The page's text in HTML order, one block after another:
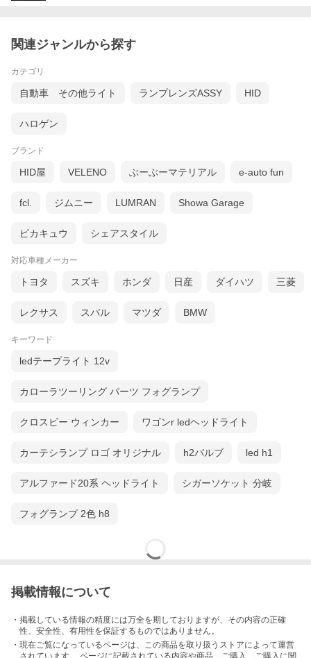
関連ジャンルから探す
カテゴリ
自動車 その他ライト ランプレンズASSY HID
ハロゲン
ブランド
HID屋 VELENO ぶーぶーマテリアル e-auto fun
fcl. ジムニー LUMRAN Showa Garage
ピカキュウ シェアスタイル
対応車種メーカー
トヨタ スズキ ホンダ 日産 ダイハツ 三菱
レクサス スバル マツダ BMW
キーワード
ledテープライト 12v
カローラツーリング パーツ フォグランプ
クロスビー ウィンカー ワゴンr ledヘッドライト
カーテシランプ ロゴ オリジナル h2バルブ led h1
アルファード20系 ヘッドライト シガーソケット 分岐
フォグランプ 2色 h8
掲載情報について
・掲載している情報の精度には万全を期しておりますが、その内容の正確
性、安全性、有用性を保証するものではありません。
・現在ご覧になっているページは、この商品を取り扱うストアによって運営